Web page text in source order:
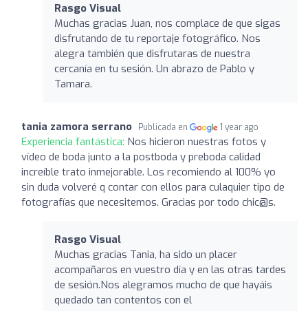
Rasgo Visual
Muchas gracias Juan, nos complace de que sigas
disfrutando de tu reportaje fotográfico. Nos
alegra también que disfrutaras de nuestra
cercanía en tu sesión. Un abrazo de Pablo y
Tamara.
tania zamora serrano Publicada en 1 year ago
Experiencia fantástica: Nos hicieron nuestras fotos y
vídeo de boda junto a la postboda y preboda calidad
increíble trato inmejorable. Los recomiendo al 100% yo
sin duda volveré q contar con ellos para culaquier tipo de
fotografías que necesitemos. Gracias por todo chic@s.
Rasgo Visual
Muchas gracias Tania, ha sido un placer
acompañaros en vuestro día y en las otras tardes
de sesión.Nos alegramos mucho de que hayáis
quedado tan contentos con el